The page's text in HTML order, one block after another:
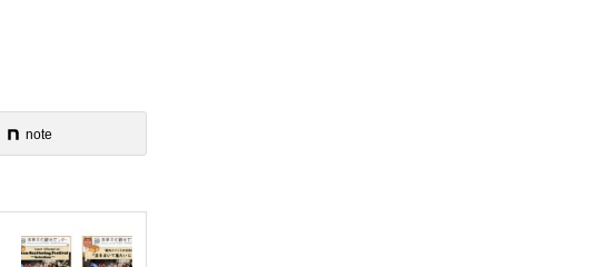
note